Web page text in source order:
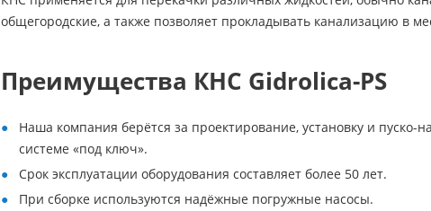
общегородские, а также позволяет прокладывать канализацию в
Преимущества КНС Gidrolica-PS
Наша компания берётся за проектирование, установку и
системе «под ключ».
Срок эксплуатации оборудования составляет более 50 лет.
При сборке используются надёжные погружные насосы.